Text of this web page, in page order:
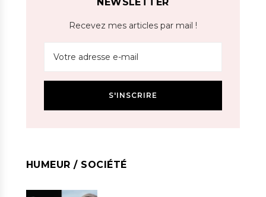
Recevez mes articles par mail !
HUMEUR / SOCIÉTÉ